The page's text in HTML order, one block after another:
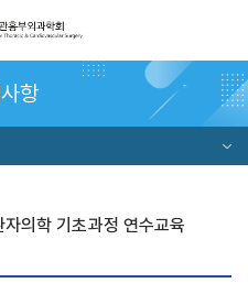
항
의학 기초과정 연수교육